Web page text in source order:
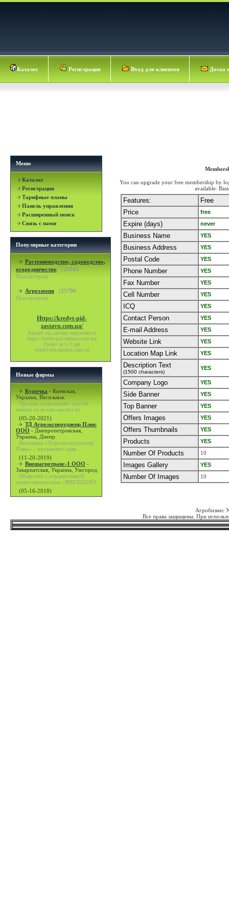
Каталог Регистрация Вход для клиентов Доска
Меню
Каталог
Регистрация
Тарифные планы
Панель управления
Расширенный поиск
Связь с нами
Популярные категории
Растениеводство, садоводство,
огородничество
(26064
Просмотров)
Агрохимия (25796
Просмотров)
Https://kredyt-pid-
zastavu.com.ua/
Кредит під заставу нерухомості
https://kredyt-pid-zastavu.com.ua/
Гроші за 1–3 дні
kredyt-pid-zastavu.com.ua
Новые фирмы
Курочка - Киевская,
Украина, Васильков.
Продаж підрощених курчат
мясної та яєчно-мясної по
(05-20-2021)
ТД Агроэкспертднепр Плюс
ООО - Днепропетровская,
Украина, Днепр.
Компания «Агроэкспертднепр
Плюс» - поставляет совр
(11-20-2019)
Внешагротранс-1 ООО -
Закарпатская, Украина, Ужгород.
Общество с ограниченной
ответственностью «ВНЕШАГРО
(05-16-2018)
You can upgrade your free membership by
available:
Features:
Free
Price
free
Expire (days) never
Business Name YES
Business Address YES
Postal Code YES
Phone Number YES
Fax Number YES
Cell Number YES
ICQ YES
Contact Person YES
E-mail Address YES
Website Link YES
Location Map Link YES
Description Text
(1500 characters)
YES
Company Logo YES
Side Banner YES
Top Banner YES
Offers Images YES
Offers Thumbnails YES
Products YES
Number Of Products 10
Images Gallery YES
Number Of Images 10
Агробизнес
Все права защищены. При